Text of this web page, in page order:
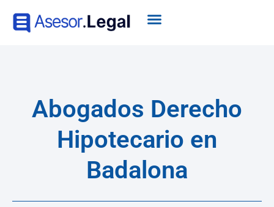
Abogados Derecho
Hipotecario en
Badalona